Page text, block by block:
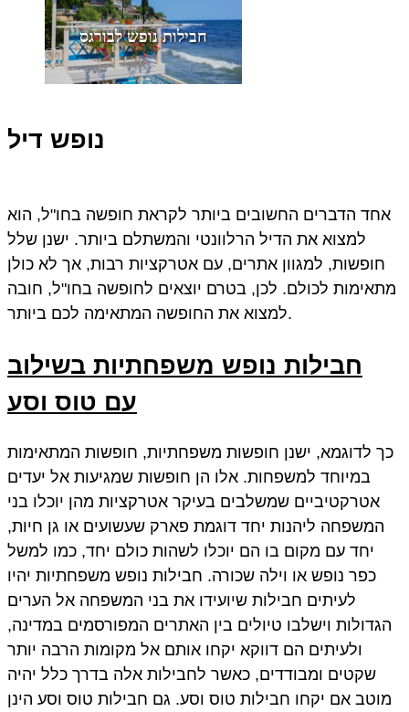
חבילות נופש לבורגס
נופש דיל
אחד הדברים החשובים ביותר לקראת חופשה בחו"ל, הוא
למצוא את הדיל הרלוונטי והמשתלם ביותר. ישנן שלל
חופשות, למגוון אתרים, עם אטרקציות רבות, אך לא כולן
מתאימות לכולם. לכן, בטרם יוצאים לחופשה בחו"ל, חובה
למצוא את החופשה המתאימה לכם ביותר.
חבילות נופש משפחתיות בשילוב
עם טוס וסע
כך לדוגמא, ישנן חופשות משפחתיות, חופשות המתאימות
במיוחד למשפחות. אלו הן חופשות שמגיעות אל יעדים
אטרקטיביים שמשלבים בעיקר אטרקציות מהן יוכלו בני
המשפחה ליהנות יחד דוגמת פארק שעשועים או גן חיות,
יחד עם מקום בו הם יוכלו לשהות כולם יחד, כמו למשל
כפר נופש או וילה שכורה. חבילות נופש משפחתיות יהיו
לעיתים חבילות שיועידו את בני המשפחה אל הערים
הגדולות וישלבו טיולים בין האתרים המפורסמים במדינה,
ולעיתים הם דווקא יקחו אותם אל מקומות הרבה יותר
שקטים ומבודדים, כאשר לחבילות אלה בדרך כלל יהיה
מוטב אם יקחו חבילות טוס וסע. גם חבילות טוס וסע הינן